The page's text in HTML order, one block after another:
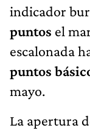
indicador
puntos el
escalonada
puntos
mayo.
La apertura